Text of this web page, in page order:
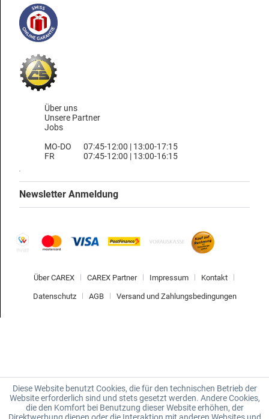
Über uns
Unsere Partner
Jobs
MO-DO
FR
07:45-12:00 | 13:00-17:15
07:45-12:00 | 13:00-16:15
Newsletter Anmeldung
Über CAREX CAREX Partner Impressum Kontakt
Datenschutz AGB Versand und Zahlungsbedingungen
Diese Website benutzt Cookies, die für den technischen Betrieb der
Website erforderlich sind und stets gesetzt werden. Andere Cookies,
die den Komfort bei Benutzung dieser Website erhöhen, der